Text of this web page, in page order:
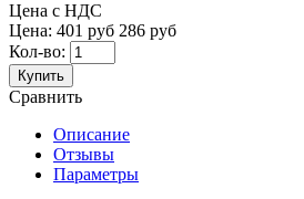
Цена с НДС
Цена: 401 руб 286 руб
Кол-во:
Купить
Сравнить
Описание
Отзывы
Параметры